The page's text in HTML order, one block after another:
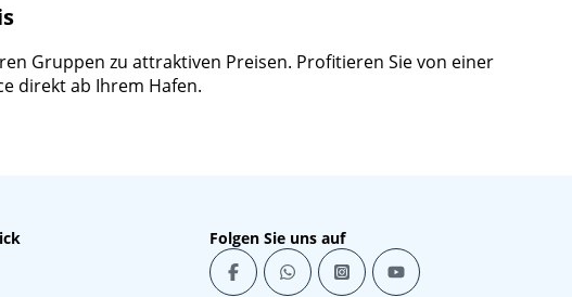
Gruppen zu attraktiven Preisen. Profitieren Sie von einer
direkt ab Ihrem Hafen.
Folgen Sie uns auf